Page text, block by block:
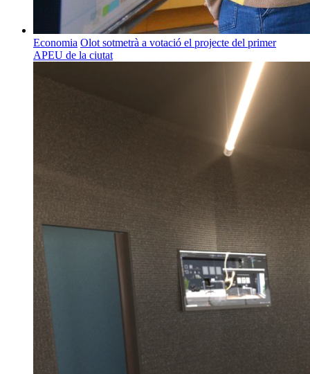
Economia Olot sotmetrà a votació el projecte del primer
APEU de la ciutat